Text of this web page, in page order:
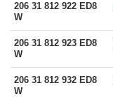
206 31 812 922 ED8
W
206 31 812 923 ED8
W
206 31 812 932 ED8
W